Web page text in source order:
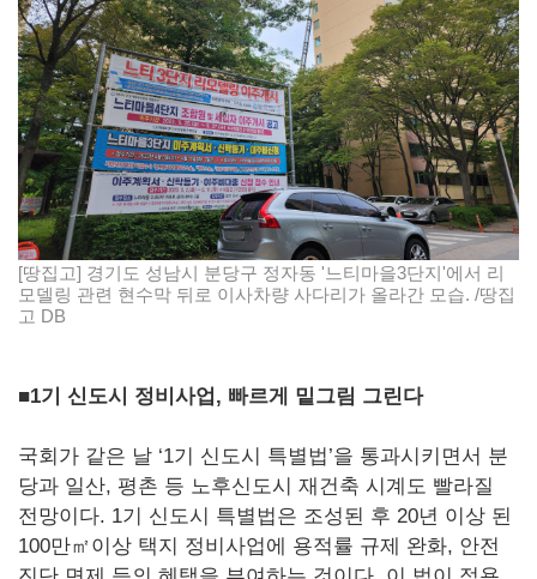
[땅집고] 경기도 성남시 분당구 정자동 '느티마을3단지'에서 리
모델링 관련 현수막 뒤로 이사차량 사다리가 올라간 모습. /땅집
고 DB
■1기 신도시 정비사업, 빠르게 밑그림 그린다
국회가 같은 날 ‘1기 신도시 특별법’을 통과시키면서 분
당과 일산, 평촌 등 노후신도시 재건축 시계도 빨라질
전망이다. 1기 신도시 특별법은 조성된 후 20년 이상 된
100만㎡이상 택지 정비사업에 용적률 규제 완화, 안전